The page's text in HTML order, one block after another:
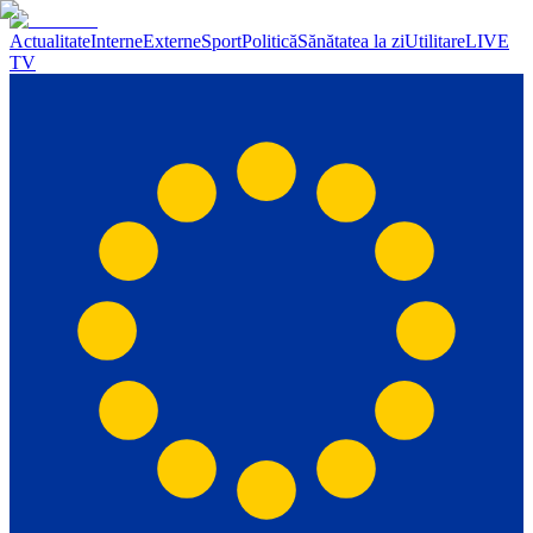
ActualitateInterneExterneSportPoliticăSănătatea la ziUtilitareLIVE
TV